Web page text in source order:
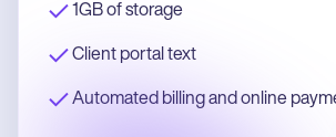
1GB of storage
Client portal text
Automated billing and online